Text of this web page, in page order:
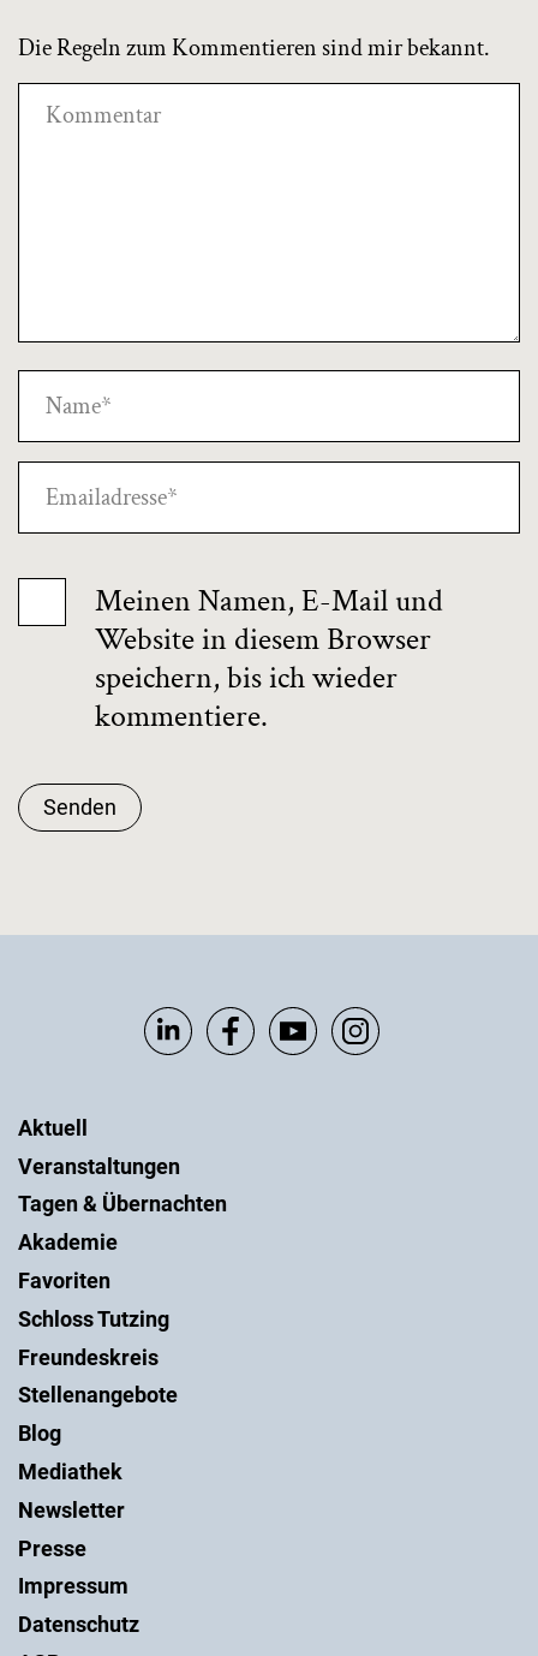
Die Regeln zum Kommentieren sind mir bekannt.
Meinen Namen, E-Mail und
Website in diesem Browser
speichern, bis ich wieder
kommentiere.
Senden
Aktuell
Veranstaltungen
Tagen & Übernachten
Akademie
Favoriten
Schloss Tutzing
Freundeskreis
Stellenangebote
Blog
Mediathek
Newsletter
Presse
Impressum
Datenschutz